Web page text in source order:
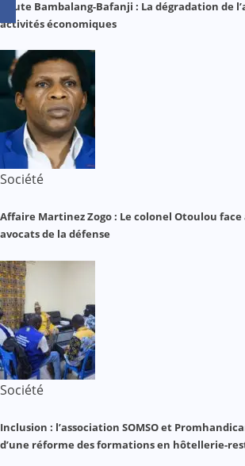
Route Bambalang-Bafanji : La dégradation de
activités économiques
Société
Affaire Martinez Zogo : Le colonel Otoulou face
avocats de la défense
Société
Inclusion : l’association SOMSO et
d’une réforme des formations en hôtellerie-